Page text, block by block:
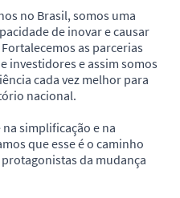
no Brasil, somos uma
de inovar e causar
as parcerias
investidores e assim somos
cada vez melhor para
nacional.
simplificação e na
que esse é o caminho
da mudança